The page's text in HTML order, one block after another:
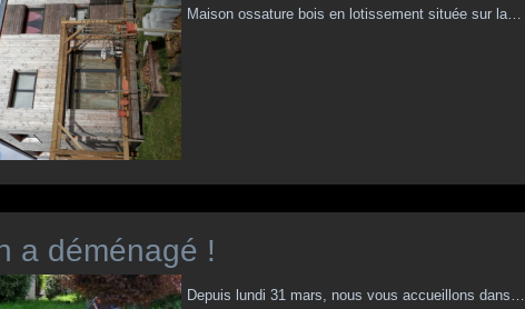
Maison ossature bois en lotissement située sur la…
a déménagé !
Depuis lundi 31 mars, nous vous accueillons dans…